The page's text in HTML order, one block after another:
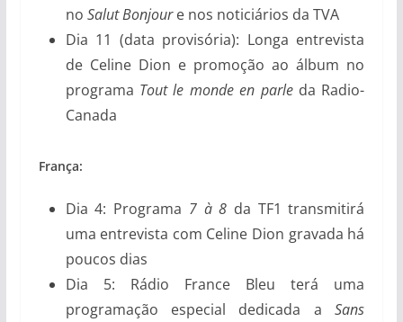
no Salut Bonjoure nos noticiários da TVA
Dia 11 (data provisória): Longa entrevista
de Celine Dion e promoção ao álbum no
programa Tout le monde en parleda Radio-
Canada
França:
Dia 4: Programa 7 à 8 da TF1 transmitirá
uma entrevista com Celine Dion gravada há
poucos dias
Dia 5: Rádio France Bleu terá uma
programação especial dedicada aSans